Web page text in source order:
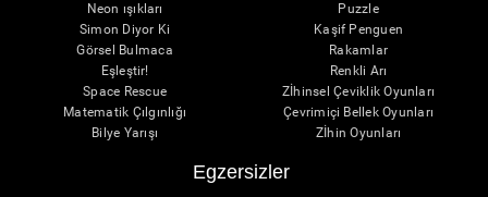
Neon ışıkları
Simon Diyor Ki
Görsel Bulmaca
Eşleştir!
Space Rescue
Matematik Çılgınlığı
Bilye Yarışı
Puzzle
Kaşif Penguen
Rakamlar
Renkli Arı
Zİhinsel Çeviklik Oyunları
Çevrimiçi Bellek Oyunları
Zİhin Oyunları
Egzersizler